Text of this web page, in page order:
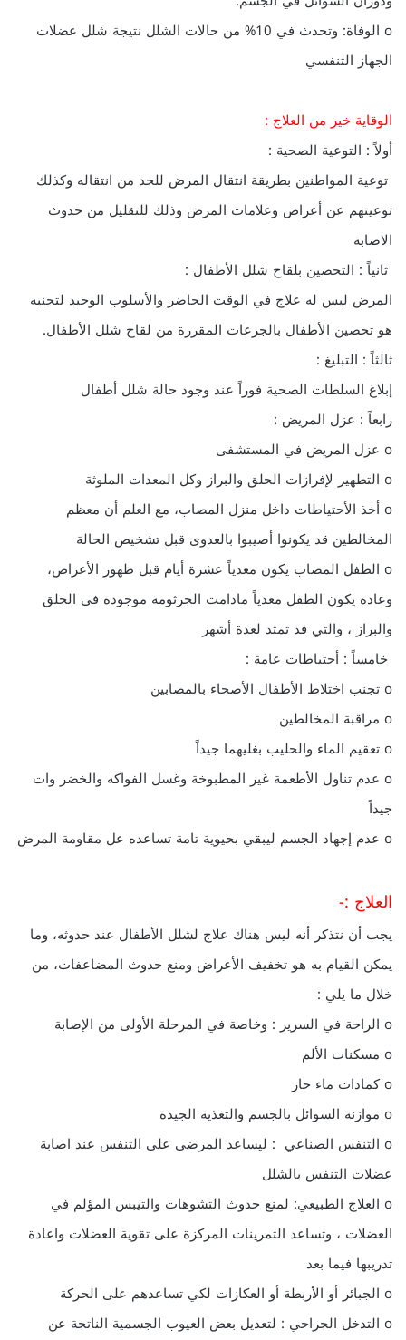
o الوفاة: وتحدث في 10% من حالات الشلل نتيجة شلل عضلات
الجهاز التنفسي
الوقاية خير من العلاج :
أولاً : التوعية الصحية :
توعية المواطنين بطريقة انتقال المرض للحد من انتقاله وكذلك
توعيتهم عن أعراض وعلامات المرض وذلك للتقليل من حدوث
الاصابة
ثانياً : التحصين بلقاح شلل الأطفال :
المرض ليس له علاج في الوقت الحاضر والأسلوب الوحيد لتجنبه
هو تحصين الأطفال بالجرعات المقررة من لقاح شلل الأطفال.
ثالثاً : التبليغ :
إبلاغ السلطات الصحية فوراً عند وجود حالة شلل أطفال
رابعاً : عزل المريض :
o عزل المريض في المستشفى
o التطهير لإفرازات الحلق والبراز وكل المعدات الملوثة
o أخذ الأحتياطات داخل منزل المصاب، مع العلم أن معظم
المخالطين قد يكونوا أصيبوا بالعدوى قبل تشخيص الحالة
o الطفل المصاب يكون معدياً عشرة أيام قبل ظهور الأعراض،
وعادة يكون الطفل معدياً مادامت الجرثومة موجودة في الحلق
والبراز ، والتي قد تمتد لعدة أشهر
خامساً : أحتياطات عامة :
o تجنب اختلاط الأطفال الأصحاء بالمصابين
o مراقبة المخالطين
o تعقيم الماء والحليب بغليهما جيداً
o عدم تناول الأطعمة غير المطبوخة وغسل الفواكه والخضر وات
جيداً
o عدم إجهاد الجسم ليبقي بحيوية تامة تساعده عل مقاومة المرض
العلاج :-
يجب أن نتذكر أنه ليس هناك علاج لشلل الأطفال عند حدوثه، وما
يمكن القيام به هو تخفيف الأعراض ومنع حدوث المضاعفات، من
خلال ما يلي :
o الراحة في السرير : وخاصة في المرحلة الأولى من الإصابة
o مسكنات الألم
o كمادات ماء حار
o موازنة السوائل بالجسم والتغذية الجيدة
o التنفس الصناعي : ليساعد المرضى على التنفس عند اصابة
عضلات التنفس بالشلل
o العلاج الطبيعي: لمنع حدوث التشوهات والتيبس المؤلم في
العضلات ، وتساعد التمرينات المركزة على تقوية العضلات واعادة
تدريبها فيما بعد
o الجبائر أو الأربطة أو العكازات لكي تساعدهم على الحركة
o التدخل الجراحي : لتعديل بعض العيوب الجسمية الناتجة عن